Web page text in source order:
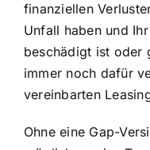
finanziellen
Unfall haben und
beschädigt ist oder
immer noch dafür
vereinbarten
Ohne eine Gap-